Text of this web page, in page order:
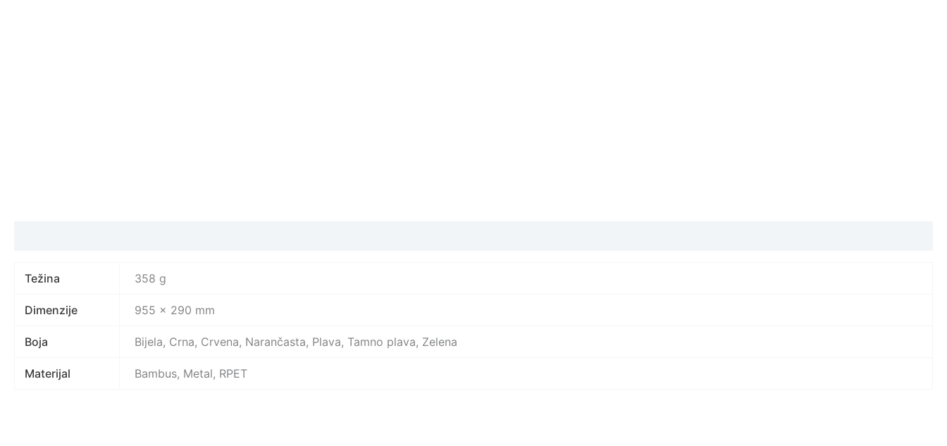
Težina 358 g
Dimenzije 955 × 290 mm
Boja Bijela, Crna, Crvena, Narančasta, Plava, Tamno plava, Zelena
Materijal Bambus, Metal, RPET